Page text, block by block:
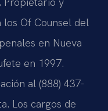
Of Counsel del
en Nueva
en 1997.
al (888) 437-
Los cargos de